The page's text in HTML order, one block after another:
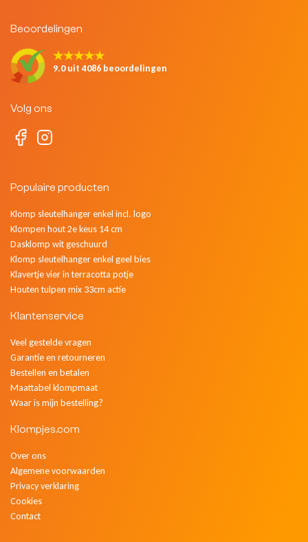
Beoordelingen
★★★★★
9.0 uit 4086 beoordelingen
Volg ons
Populaire producten
Klomp sleutelhanger enkel incl. logo
Klompen hout 2e keus 14 cm
Dasklomp wit geschuurd
Klomp sleutelhanger enkel geel bies
Klavertje vier in terracotta potje
Houten tulpen mix 33cm actie
Klantenservice
Veel gestelde vragen
Garantie en retourneren
Bestellen en betalen
Maattabel klompmaat
Waar is mijn bestelling?
Klompjes.com
Over ons
Algemene voorwaarden
Privacy verklaring
Cookies
Contact